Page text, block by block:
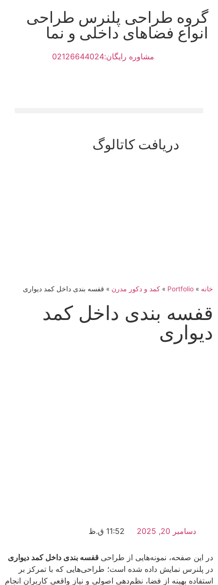
گروه طراحی پلنرس طراحی
انواع فضاهای داخلی و نما
مشاوره رایگان:02126644024
دریافت کاتالوگ
خانه »
Portfolio
» کمد و دکور مدرن » قفسه بندی داخل کمد دیواری
قفسه بندی داخل کمد
دیواری
دسامبر 20, 2025 11:52 ق.ظ
در این صفحه، نمونه‌هایی از طراحی قفسه بندی داخل کمد دیواری
در پلنرس نمایش داده شده است؛ طراحی‌هایی که با تمرکز بر
استفاده بهینه از فضا، نظم‌دهی اصولی و نیاز واقعی کاربران انجام